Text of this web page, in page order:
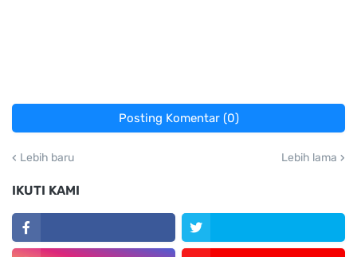
Posting Komentar (0)
Lebih baru Lebih lama
IKUTI KAMI